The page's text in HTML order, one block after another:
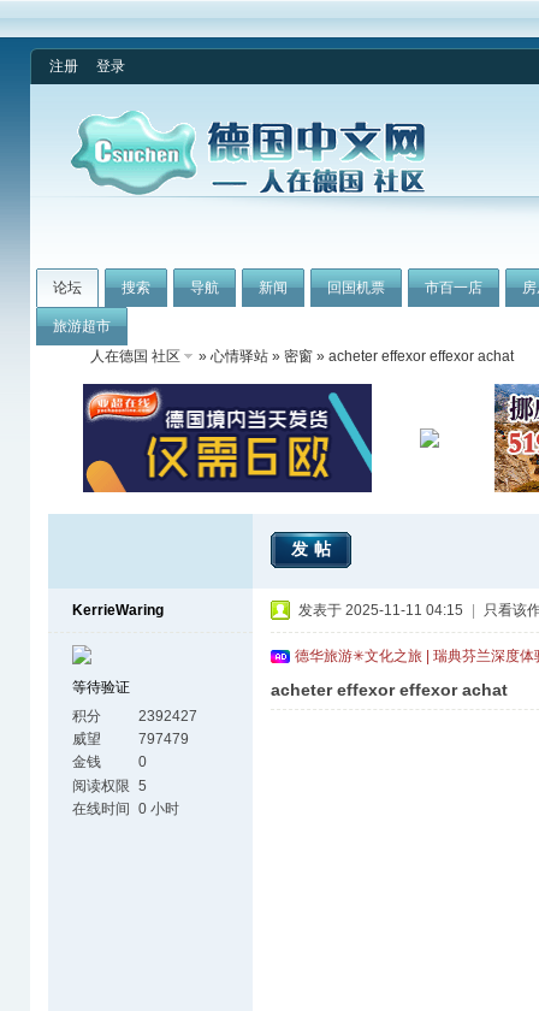
注册 登录
论坛 搜索 导航 新闻 回国机票 市百一店
旅游超市
人在德国 社区
» 心情驿站 » 密窗 » acheter effexor effexor achat
发帖
KerrieWaring
等待验证
积分
2392427
威望
797479
金钱
0
阅读权限 5
在线时间 0 小时
发表于 2025-11-11 04:15 只看该
德华旅游✳文化之旅 | 瑞典芬兰深度
acheter effexor effexor achat